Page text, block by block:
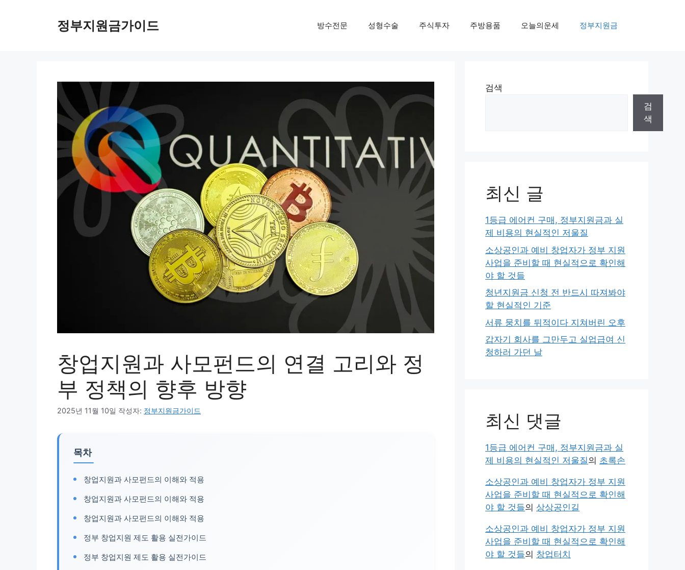
정부지원금가이드 방수전문 성형수술 주식투자 주방용품 오늘의운세 정부지원금
창업지원과 사모펀드의 연결 고리와 정
부 정책의 향후 방향
2025년 11월 10일 작성자: 정부지원금가이드
목차
창업지원과 사모펀드의 이해와 적용
창업지원과 사모펀드의 이해와 적용
창업지원과 사모펀드의 이해와 적용
정부 창업지원 제도 활용 실전가이드
정부 창업지원 제도 활용 실전가이드
검색
검
색
최신 글
1등급 에어컨 구매, 정부지원금과 실
제 비용의 현실적인 저울질
소상공인과 예비 창업자가 정부 지원
사업을 준비할 때 현실적으로 확인해
야 할 것들
청년지원금 신청 전 반드시 따져봐야
할 현실적인 기준
서류 뭉치를 뒤적이다 지쳐버린 오후
갑자기 회사를 그만두고 실업급여 신
청하러 가던 날
최신 댓글
1등급 에어컨 구매, 정부지원금과 실
제 비용의 현실적인 저울질의 초록손
소상공인과 예비 창업자가 정부 지원
사업을 준비할 때 현실적으로 확인해
야 할 것들의 상상공인길
소상공인과 예비 창업자가 정부 지원
사업을 준비할 때 현실적으로 확인해
야 할 것들의 창업터치